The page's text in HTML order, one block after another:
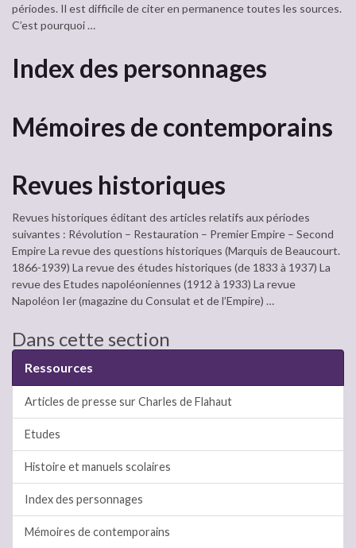
périodes. Il est difficile de citer en permanence toutes les sources.
C’est pourquoi …
Index des personnages
Mémoires de contemporains
Revues historiques
Revues historiques éditant des articles relatifs aux périodes
suivantes : Révolution – Restauration – Premier Empire – Second
Empire La revue des questions historiques (Marquis de Beaucourt.
1866-1939) La revue des études historiques (de 1833 à 1937) La
revue des Etudes napoléoniennes (1912 à 1933) La revue
Napoléon Ier (magazine du Consulat et de l’Empire) …
Dans cette section
Ressources
Articles de presse sur Charles de Flahaut
Etudes
Histoire et manuels scolaires
Index des personnages
Mémoires de contemporains